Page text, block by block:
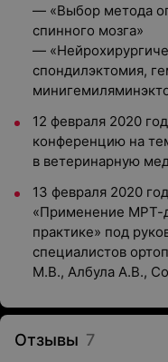
— «Выбор метода
спинного мозга»
—
спондилэктомия,
12 февраля 2020
конференцию на
в ветеринарную
13 февраля 2020
«Применение МРТ-
практике» под
специалистов
М.В., Албула А.В.,
Отзывы 7